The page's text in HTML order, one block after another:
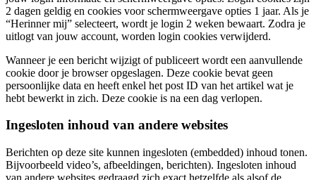
2 dagen geldig en cookies voor schermweergave opties 1 jaar. Als je
“Herinner mij” selecteert, wordt je login 2 weken bewaart. Zodra je
uitlogt van jouw account, worden login cookies verwijderd.
Wanneer je een bericht wijzigt of publiceert wordt een aanvullende
cookie door je browser opgeslagen. Deze cookie bevat geen
persoonlijke data en heeft enkel het post ID van het artikel wat je
hebt bewerkt in zich. Deze cookie is na een dag verlopen.
Ingesloten inhoud van andere websites
Berichten op deze site kunnen ingesloten (embedded) inhoud tonen.
Bijvoorbeeld video’s, afbeeldingen, berichten). Ingesloten inhoud